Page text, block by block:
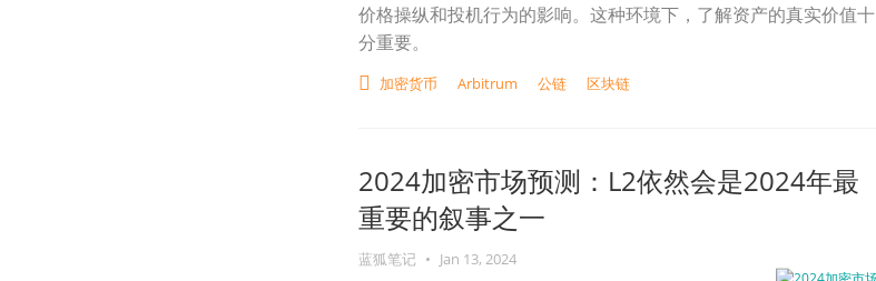
价格操纵和投机行为的影响。这种环境下，了解资产的真实价值十
分重要。
加密货币 Arbitrum 公链 区块链
2024加密市场预测：L2依然会是2024年最
重要的叙事之一
蓝狐笔记 • Jan 13, 2024